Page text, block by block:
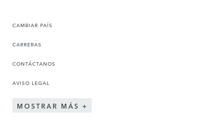
CAMBIAR PAÍS
CARRERAS
CONTÁCTANOS
AVISO LEGAL
MOSTRAR MÁS